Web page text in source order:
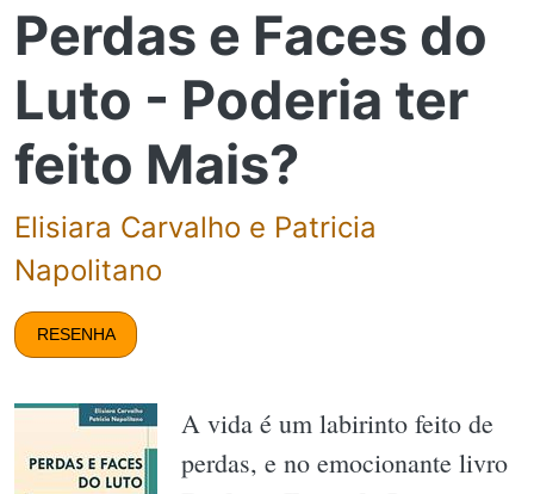
Perdas e Faces do
Luto - Poderia ter
feito Mais?
Elisiara Carvalho e Patricia
Napolitano
RESENHA
A vida é um labirinto feito de
perdas, e no emocionante livro